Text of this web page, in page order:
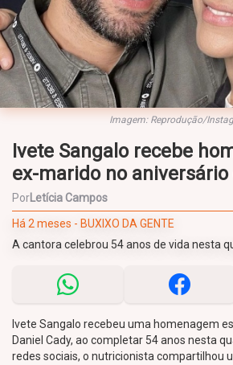
Imagem: Reprodução/
Ivete Sangalo recebe
ex-marido no aniversário
PorLetícia Campos
Há 2 meses - BUXIXO DA GENTE
A cantora celebrou 54 anos de vida nesta
Ivete Sangalo recebeu uma homenagem
Daniel Cady, ao completar 54 anos nesta
redes sociais, o nutricionista compartilhou